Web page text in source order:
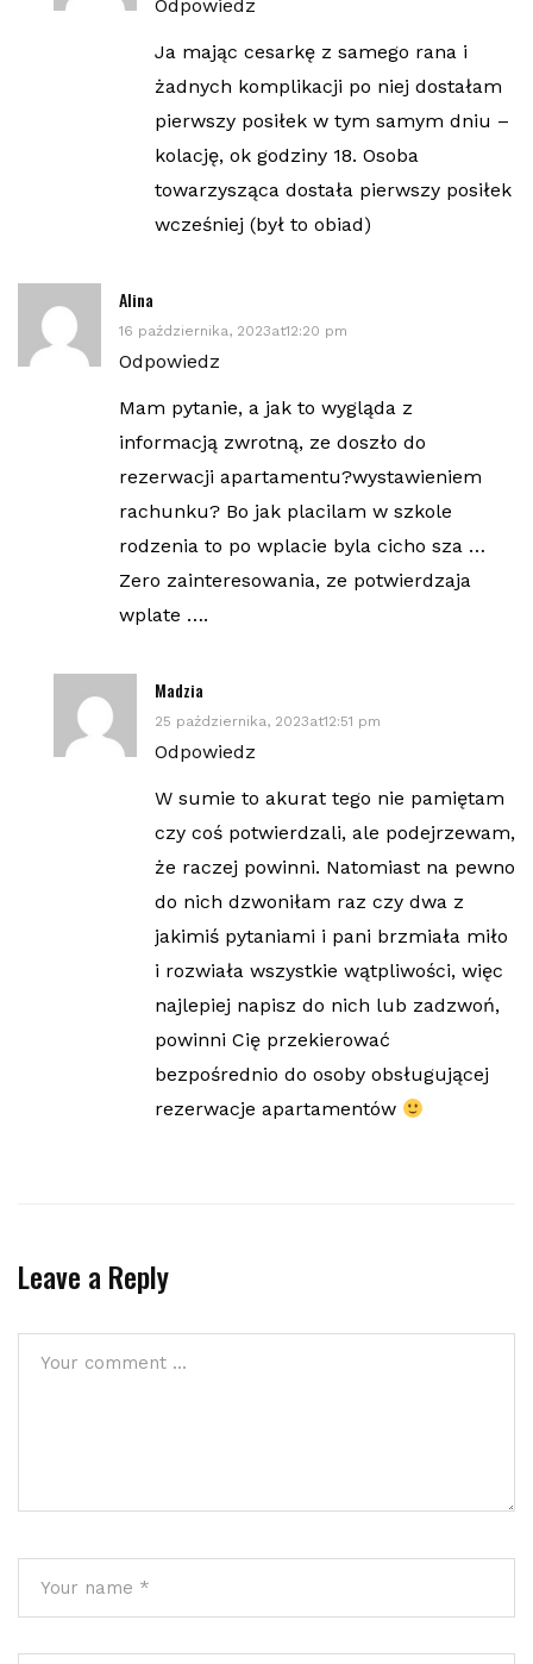
Odpowiedz
Ja mając cesarkę z samego rana i
żadnych komplikacji po niej dostałam
pierwszy posiłek w tym samym dniu –
kolację, ok godziny 18. Osoba
towarzysząca dostała pierwszy posiłek
wcześniej (był to obiad)
Alina
16 października, 2023at12:20 pm
Odpowiedz
Mam pytanie, a jak to wygląda z
informacją zwrotną, ze doszło do
rezerwacji apartamentu?wystawieniem
rachunku? Bo jak placilam w szkole
rodzenia to po wplacie byla cicho sza …
Zero zainteresowania, ze potwierdzaja
wplate ….
Madzia
25 października, 2023at12:51 pm
Odpowiedz
W sumie to akurat tego nie pamiętam
czy coś potwierdzali, ale podejrzewam,
że raczej powinni. Natomiast na pewno
do nich dzwoniłam raz czy dwa z
jakimiś pytaniami i pani brzmiała miło
i rozwiała wszystkie wątpliwości, więc
najlepiej napisz do nich lub zadzwoń,
powinni Cię przekierować
bezpośrednio do osoby obsługującej
rezerwacje apartamentów
Leave a Reply